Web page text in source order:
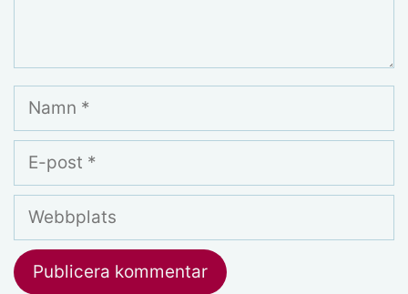
Namn
E-
post
Webbplats